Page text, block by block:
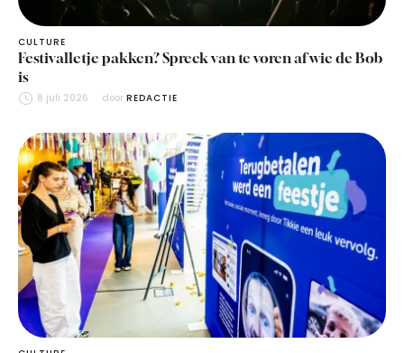
CULTURE
Festivalletje pakken? Spreek van te voren af wie de Bob
is
8 juli 2026 door REDACTIE